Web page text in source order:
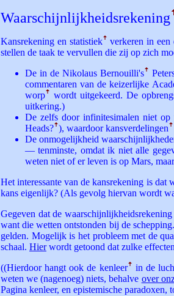
Waarschijnlijkheidsrekening ꜛ
Kansrekening en statistiekꜛ verkeren in een
stellen de taak te vervullen die zij op zich
De in de Nikolaus Bernouilli'sꜛ
commentaren van de keizerlijke
worpꜛ wordt uitgekeerd. De
uitkering.)
De zelfs door infinitesimalen niet
Heads?ꜛ), waardoor kansverdelingen ꜛ
De onmogelijkheid
— tenminste, omdat ik niet alle
weten niet of er leven is op Mars,
Het interessante van de kansrekening is
kans eigenlijk? (Als gevolg hiervan wordt
Gegeven dat de
want die wetten ontstonden bij de
gelden. Mogelijk is het probleem met de
schaal. Hierwordt getoond dat zulke
((Hierdoor hangt ook de kenleerꜛ in de
weten we (nagenoeg) niets, behalve over
Pagina kenleer, en epistemische paradoxen,